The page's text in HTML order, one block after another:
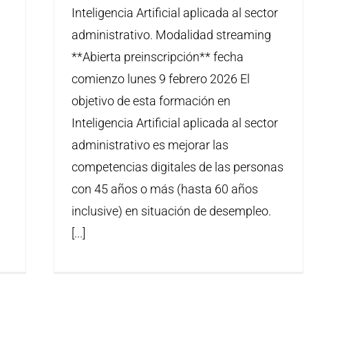
Inteligencia Artificial aplicada al sector
administrativo. Modalidad streaming
**Abierta preinscripción** fecha
comienzo lunes 9 febrero 2026 El
objetivo de esta formación en
Inteligencia Artificial aplicada al sector
administrativo es mejorar las
competencias digitales de las personas
con 45 años o más (hasta 60 años
inclusive) en situación de desempleo.
[...]